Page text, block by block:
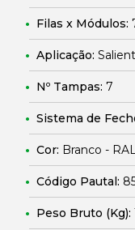
Filas x Módulos:
Aplicação:
Nº Tampas: 7
Sistema de
Cor: Branco -
Código Pautal:
Peso Bruto (Kg):